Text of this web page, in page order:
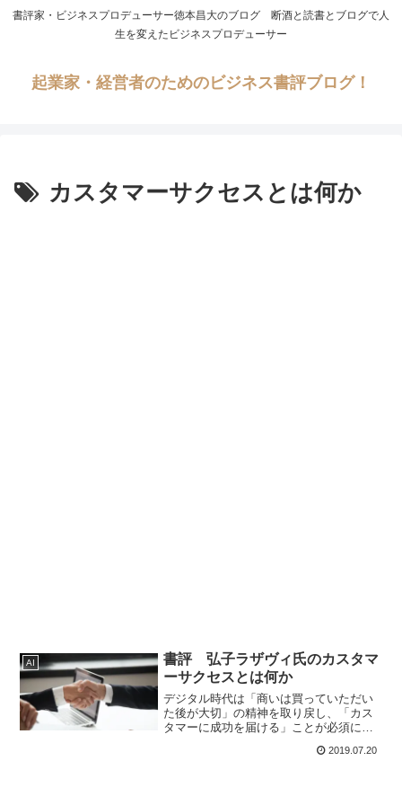
書評家・ビジネスプロデューサー徳本昌大のブログ 断酒と読書とブログで人
生を変えたビジネスプロデューサー
起業家・経営者のためのビジネス書評ブログ！
カスタマーサクセスとは何か
AI
書評 弘子ラザヴィ氏のカスタマ
ーサクセスとは何か
デジタル時代は「商いは買っていただい
た後が大切」の精神を取り戻し、「カス
タマーに成功を届ける」ことが必須にな
解し、それを実践した企業が顧客を虜に
2019.07.20